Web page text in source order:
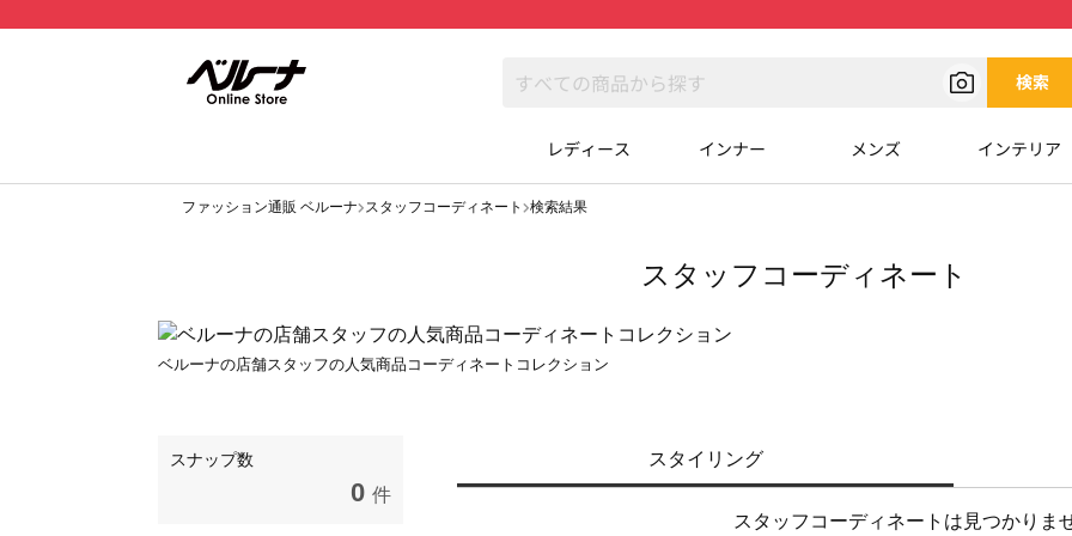
検索
レディース インナー メンズ インテリア
ファッション通販 ベルーナ スタッフコーディネート 検索結果
スタッフコーディネート
ベルーナの店舗スタッフの人気商品コーディネートコレクション
スナップ数
0 件
スタイリング
スタッフコーディネートは見つかりま